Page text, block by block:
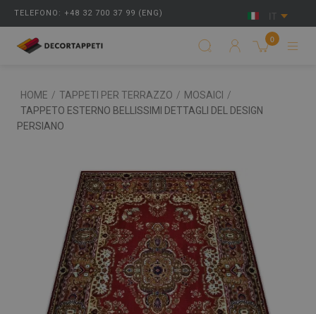
TELEFONO: +48 32 700 37 99 (ENG)
0
HOME / TAPPETI PER TERRAZZO / MOSAICI
/
TAPPETO ESTERNO BELLISSIMI DETTAGLI DEL DESIGN
PERSIANO